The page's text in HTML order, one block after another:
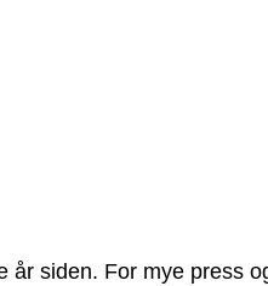
år siden. For mye press